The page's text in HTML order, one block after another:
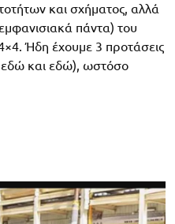
και σχήματος, αλλά
πάντα) του
Ήδη έχουμε 3 προτάσεις
εδώ και εδώ), ωστόσο